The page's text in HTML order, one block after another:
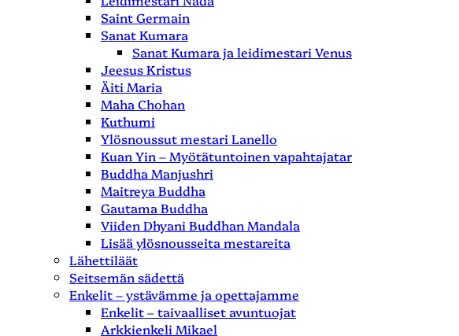
Saint Germain
Sanat Kumara
Sanat Kumara ja leidimestari Venus
Jeesus Kristus
Äiti Maria
Maha Chohan
Kuthumi
Ylösnoussut mestari Lanello
Kuan Yin – Myötätuntoinen vapahtajatar
Buddha Manjushri
Maitreya Buddha
Gautama Buddha
Viiden Dhyani Buddhan Mandala
Lisää ylösnousseita mestareita
Lähettiläät
Seitsemän sädettä
Enkelit – ystävämme ja opettajamme
Enkelit – taivaalliset avuntuojat
Arkkienkeli Mikael